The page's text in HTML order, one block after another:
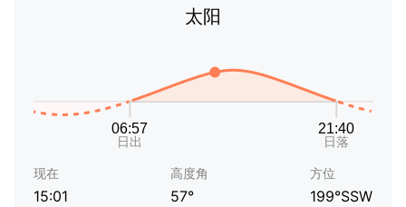
太阳
现在
15:01
高度角
57°
方位
199°SSW